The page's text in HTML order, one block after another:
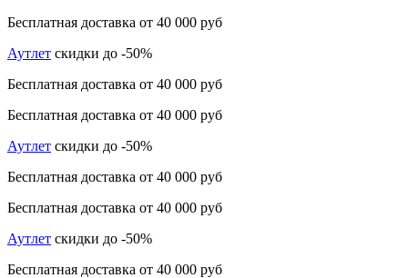
Бесплатная доставка от 40 000 руб
Аутлет скидки до -50%
Бесплатная доставка от 40 000 руб
Бесплатная доставка от 40 000 руб
Аутлет скидки до -50%
Бесплатная доставка от 40 000 руб
Бесплатная доставка от 40 000 руб
Аутлет скидки до -50%
Бесплатная доставка от 40 000 руб